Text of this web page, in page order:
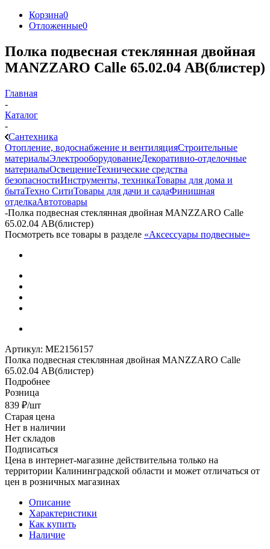
Корзина0
Отложенные0
Полка подвесная стеклянная двойная
MANZZARO Calle 65.02.04 АВ(блистер)
Главная
-
Каталог
-
Сантехника
Отопление, водоснабжение и вентиляцияСтроительные
материалыЭлектрооборудованиеДекоративно-отделочные
материалыОсвещениеТехнические средства
безопасностиИнструменты, техникаТовары для дома и
бытаТехно СитиТовары для дачи и садаФинишная
отделкаАвтотовары
-Полка подвесная стеклянная двойная MANZZARO Calle
65.02.04 АВ(блистер)
Посмотреть все товары в разделе «Аксессуары подвесные»
Артикул: МЕ2156157
Полка подвесная стеклянная двойная MANZZARO Calle
65.02.04 АВ(блистер)
Подробнее
Розница
839 ₽/шт
Старая цена
Нет в наличии
Нет складов
Подписаться
Цена в интернет-магазине действительна только на
территории Калининградской области и может отличаться от
цен в розничных магазинах
Описание
Характеристики
Как купить
Наличие